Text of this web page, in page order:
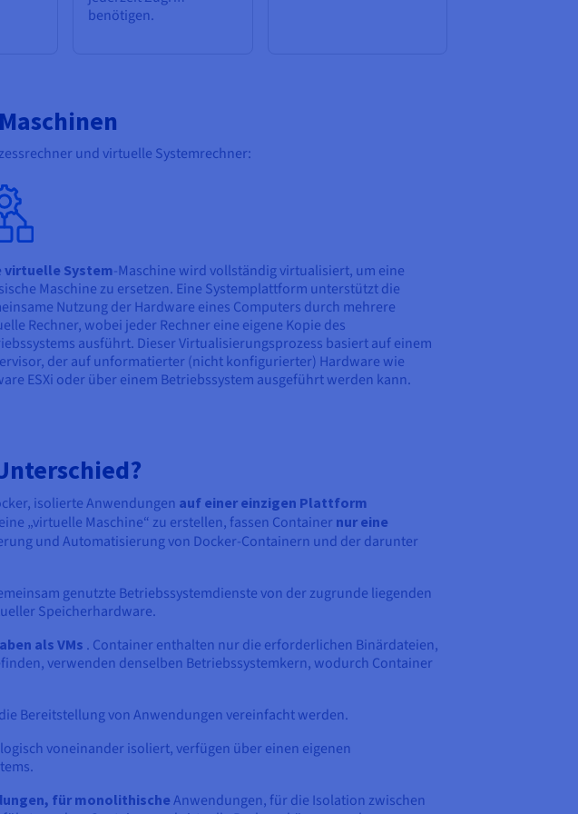
benötigen.
und virtuelle Systemrechner:
virtuelle System-Maschine wird vollständig virtualisiert, um eine
Maschine zu ersetzen. Eine Systemplattform unterstützt die
Nutzung der Hardware eines Computers durch mehrere
Rechner, wobei jeder Rechner eine eigene Kopie des
ausführt. Dieser Virtualisierungsprozess basiert auf einem
der auf unformatierter (nicht konfigurierter) Hardware wie
ESXi oder über einem Betriebssystem ausgeführt werden kann.
isolierte Anwendungen auf einer einzigen Plattform
„virtuelle Maschine“ zu erstellen, fassen Container nur eine
und Automatisierung von Docker-Containern und der darunter
genutzte Betriebssystemdienste von der zugrunde liegenden
Speicherhardware.
als VMs . Container enthalten nur die erforderlichen Binärdateien,
verwenden denselben Betriebssystemkern, wodurch Container
Bereitstellung von Anwendungen vereinfacht werden.
voneinander isoliert, verfügen über einen eigenen
für monolithische Anwendungen, für die Isolation zwischen